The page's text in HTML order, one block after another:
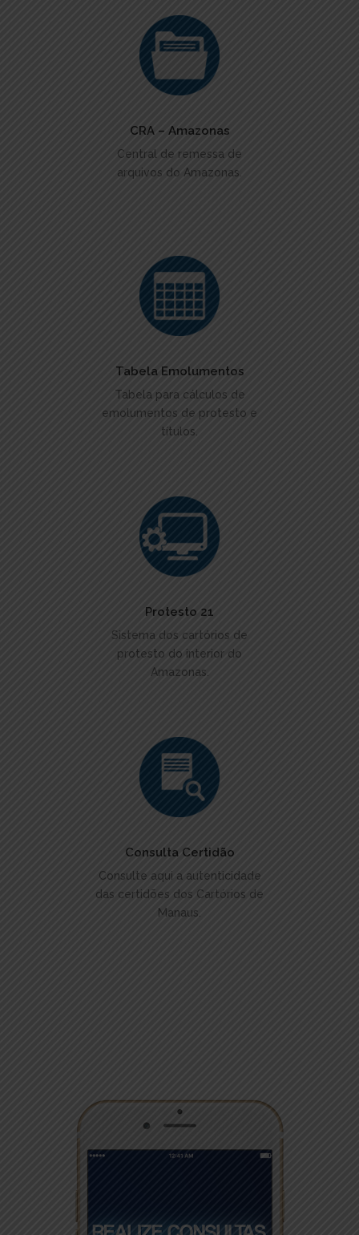
CRA – Amazonas
Central de remessa de
arquivos do Amazonas.
Tabela Emolumentos
Tabela para cálculos de
emolumentos de protesto e
títulos.
Protesto 21
Sistema dos cartórios de
protesto do interior do
Amazonas.
Consulta Certidão
Consulte aqui a autenticidade
das certidões dos Cartórios de
Manaus.